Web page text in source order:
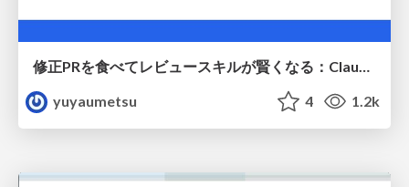
修正PRを食べてレビュースキルが賢くなる：Claude Codeによる自己改善サイクル
yuyaumetsu
4 1.2k